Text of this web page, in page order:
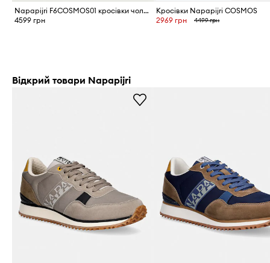
Napapijri F6COSMOS01 кросівки чоловічі
4599 грн
Кросівки Napapijri COSMOS
2969 грн
4499 грн
Відкрий товари Napapijri